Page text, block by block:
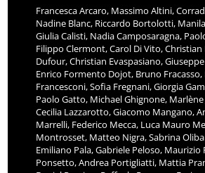
Francesca Arcaro, Massimo Altini,
Nadine Blanc, Riccardo Bortolotti,
Giulia Calisti, Nadia Camposaragna,
Filippo Clermont, Carol Di Vito, Christian
Dufour, Christian Evaspasiano,
Enrico Formento Dojot, Bruno Fracasso,
Francesconi, Sofia Fregnani, Giorgia
Paolo Gatto, Michael Ghignone, Marlène
Cecilia Lazzarotto, Giacomo Mangano,
Marrelli, Federico Mecca, Luca Mauro
Montrosset, Matteo Nigra, Sabrina
Emiliano Pala, Gabriele Peloso, Maurizio
Ponsetto, Andrea Portigliatti, Mattia